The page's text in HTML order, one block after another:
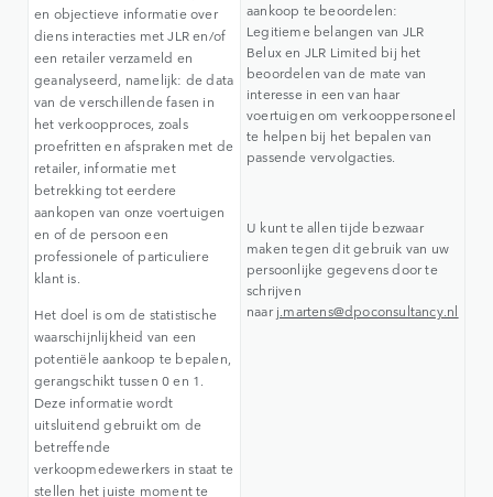
en objectieve informatie over
diens interacties met JLR en/of
een retailer verzameld en
geanalyseerd, namelijk: de data
van de verschillende fasen in
het verkoopproces, zoals
proefritten en afspraken met de
retailer, informatie met
betrekking tot eerdere
aankopen van onze voertuigen
en of de persoon een
professionele of particuliere
klant is.
Het doel is om de statistische
waarschijnlijkheid van een
potentiële aankoop te bepalen,
gerangschikt tussen 0 en 1.
Deze informatie wordt
uitsluitend gebruikt om de
betreffende
verkoopmedewerkers in staat te
stellen het juiste moment te
aankoop te beoordelen:
Legitieme belangen van JLR
Belux en JLR Limited bij het
beoordelen van de mate van
interesse in een van haar
voertuigen om verkooppersoneel
te helpen bij het bepalen van
passende vervolgacties.
U kunt te allen tijde bezwaar
maken tegen dit gebruik van uw
persoonlijke gegevens door te
schrijven
naar j.martens@dpoconsultancy.nl